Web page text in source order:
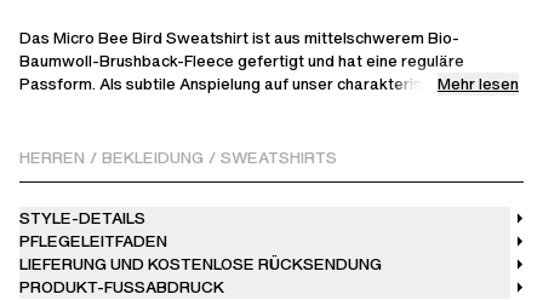
Das Micro Bee Bird Sweatshirt ist aus mittelschwerem Bio-
Baumwoll-Brushback-Fleece gefertigt und hat eine reguläre
Passform. Als subtile Anspielung auf unser charakteristisches Motiv
in Portugal gefertigt.
Mehr lesen
HERREN / BEKLEIDUNG / SWEATSHIRTS
STYLE-DETAILS
PFLEGELEITFADEN
LIEFERUNG UND KOSTENLOSE RÜCKSENDUNG
PRODUKT-FUSSABDRUCK